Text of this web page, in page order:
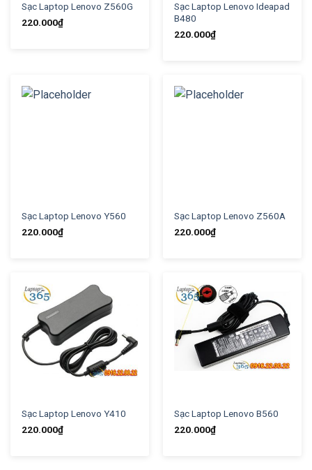
Sạc Laptop Lenovo Z560G
220.000₫
Sạc Laptop Lenovo Ideapad
B480
220.000₫
Sạc Laptop Lenovo Y560
220.000₫
Sạc Laptop Lenovo Z560A
220.000₫
Sạc Laptop Lenovo Y410
220.000₫
Sạc Laptop Lenovo B560
220.000₫